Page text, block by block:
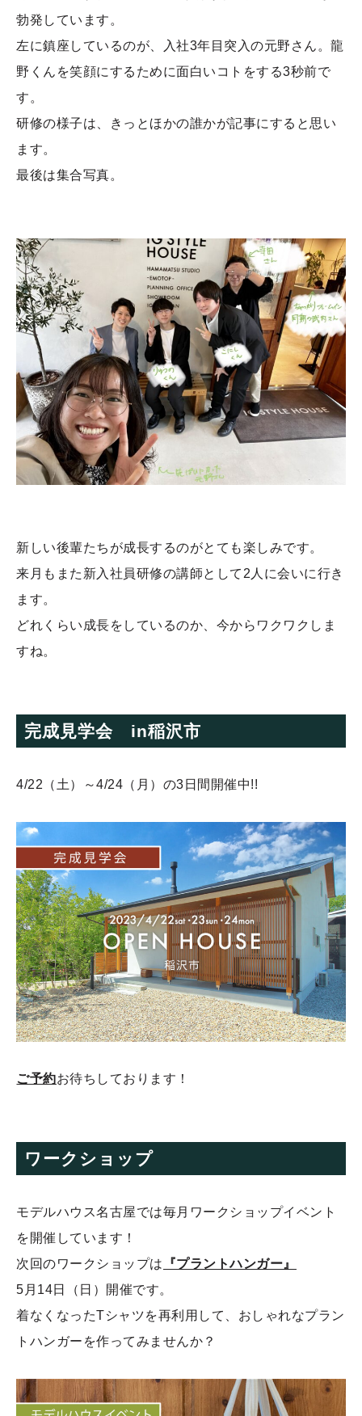
勃発しています。
左に鎮座しているのが、入社3年目突入の元野さん。龍
野くんを笑顔にするために面白いコトをする3秒前で
す。
研修の様子は、きっとほかの誰かが記事にすると思い
ます。
最後は集合写真。
新しい後輩たちが成長するのがとても楽しみです。
来月もまた新入社員研修の講師として2人に会いに行き
ます。
どれくらい成長をしているのか、今からワクワクしま
すね。
完成見学会 in稲沢市
4/22（土）～4/24（月）の3日間開催中!!
ご予約お待ちしております！
ワークショップ
モデルハウス名古屋では毎月ワークショップイベント
を開催しています！
次回のワークショップは
『プラントハンガー』
5月14日（日）開催です。
着なくなったTシャツを再利用して、おしゃれなプラン
トハンガーを作ってみませんか？